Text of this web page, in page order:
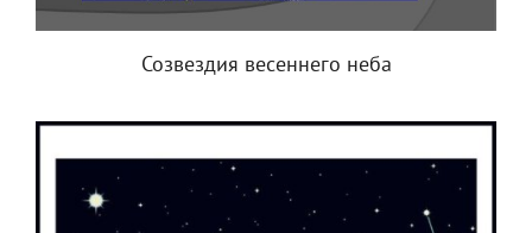
Созвездия весеннего неба